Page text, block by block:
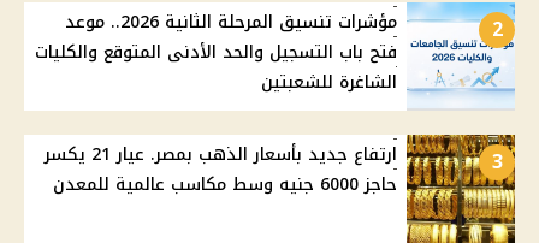
2
مؤشرات تنسيق المرحلة الثانية 2026.. موعد
فتح باب التسجيل والحد الأدنى المتوقع والكليات
الشاغرة للشعبتين
3
ارتفاع جديد بأسعار الذهب بمصر. عيار 21 يكسر
حاجز 6000 جنيه وسط مكاسب عالمية للمعدن